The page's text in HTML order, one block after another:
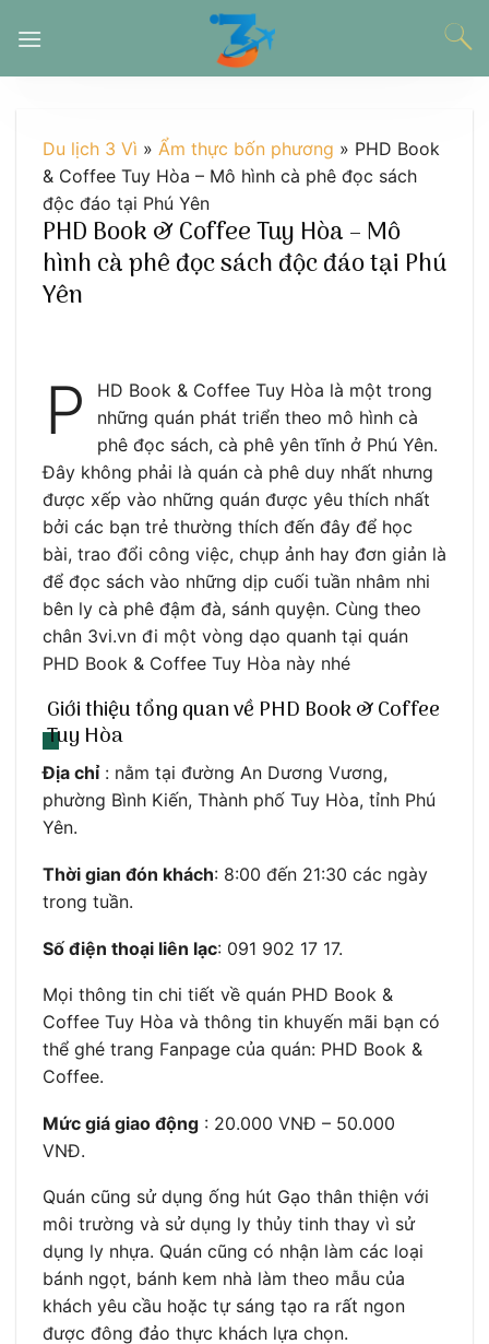
đến
Du lịch 3 Vì » Ẩm thực bốn phương » PHD Book
& Coffee Tuy Hòa – Mô hình cà phê đọc sách
độc đáo tại Phú Yên
PHD Book & Coffee Tuy Hòa – Mô
hình cà phê đọc sách độc đáo tại Phú
Yên
P
HD Book & Coffee Tuy Hòa là một trong
những quán phát triển theo mô hình cà
phê đọc sách, cà phê yên tĩnh ở Phú Yên.
Đây không phải là quán cà phê duy nhất nhưng
được xếp vào những quán được yêu thích nhất
bởi các bạn trẻ thường thích đến đây để học
bài, trao đổi công việc, chụp ảnh hay đơn giản là
để đọc sách vào những dịp cuối tuần nhâm nhi
bên ly cà phê đậm đà, sánh quyện. Cùng theo
chân 3vi.vn đi một vòng dạo quanh tại quán
PHD Book & Coffee Tuy Hòa này nhé
Giới thiệu tổng quan về PHD Book & Coffee
Tuy Hòa
Địa chỉ: nằm tại đường An Dương Vương,
phường Bình Kiến, Thành phố Tuy Hòa, tỉnh Phú
Yên.
Thời gian đón khách: 8:00 đến 21:30 các ngày
trong tuần.
Số điện thoại liên lạc: 091 902 17 17.
Mọi thông tin chi tiết về quán PHD Book &
Coffee Tuy Hòa và thông tin khuyến mãi bạn có
thể ghé trang Fanpage của quán: PHD Book &
Coffee.
Mức giá giao động : 20.000 VNĐ – 50.000
VNĐ.
Quán cũng sử dụng ống hút Gạo thân thiện với
môi trường và sử dụng ly thủy tinh thay vì sử
dụng ly nhựa. Quán cũng có nhận làm các loại
bánh ngọt, bánh kem nhà làm theo mẫu của
khách yêu cầu hoặc tự sáng tạo ra rất ngon
được đông đảo thực khách lựa chọn.